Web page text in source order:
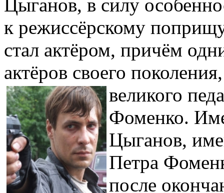
Цыганов, в силу
к режиссёрскому
стал актёром, причём
актёров своего
великого
Фоменко.
Цыганов,
Петра
после